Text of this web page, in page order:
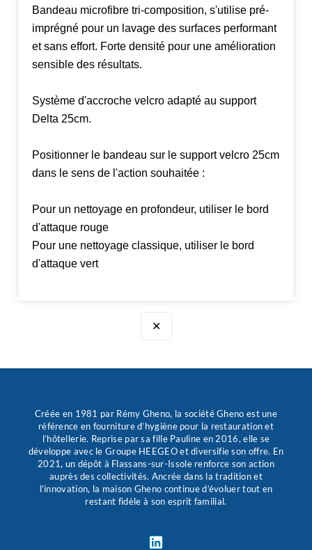
Bandeau microfibre tri-composition, s'utilise pré-
imprégné pour un lavage des surfaces performant
et sans effort. Forte densité pour une amélioration
sensible des résultats.
Système d'accroche velcro adapté au support
Delta 25cm.
Positionner le bandeau sur le support velcro 25cm
dans le sens de l'action souhaitée :
Pour un nettoyage en profondeur, utiliser le bord
d'attaque rouge
Pour une nettoyage classique, utiliser le bord
d'attaque vert
✕
Créée en 1981 par Rémy Gheno, la société Gheno est une
référence en fourniture d’hygiène pour la restauration et
l’hôtellerie. Reprise par sa fille Pauline en 2016, elle se
développe avec le Groupe HEEGEO et diversifie son offre. En
2021, un dépôt à Flassans-sur-Issole renforce son action
auprès des collectivités. Ancrée dans la tradition et
l’innovation, la maison Gheno continue d’évoluer tout en
restant fidèle à son esprit familial.
L